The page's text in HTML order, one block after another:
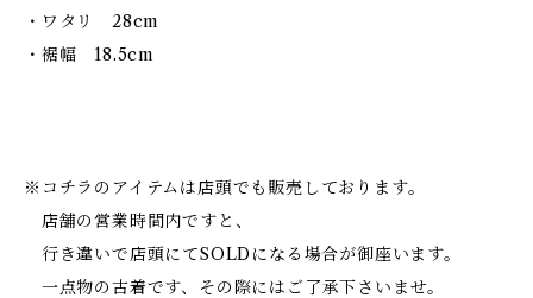
・ワタリ 28cm
・裾幅 18.5cm
※コチラのアイテムは店頭でも販売しております。
店舗の営業時間内ですと、
行き違いで店頭にてSOLDになる場合が御座います。
一点物の古着です、その際にはご了承下さいませ。